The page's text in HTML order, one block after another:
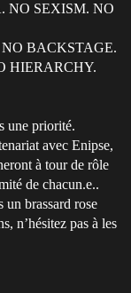
NO SEXISM. NO
BACKSTAGE.
HIERARCHY.
une priorité.
avec Enipse,
à tour de rôle
de chacun.e..
un brassard rose
n’hésitez pas à les